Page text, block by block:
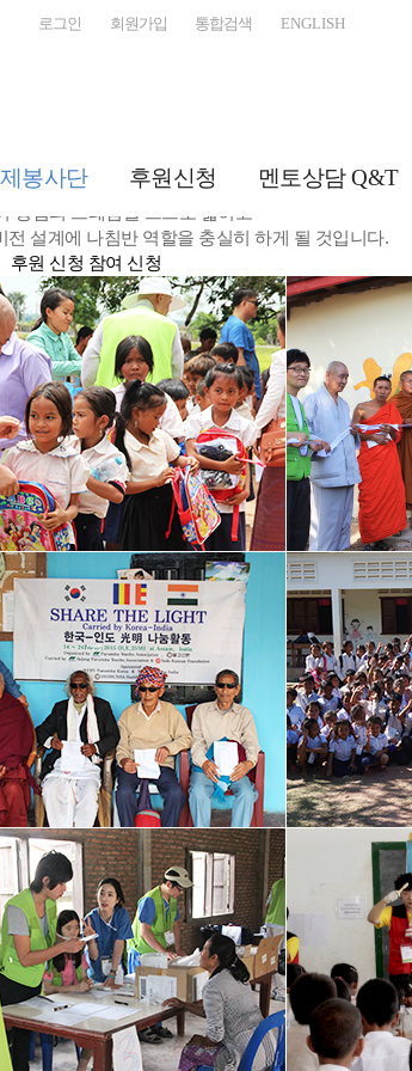
봉사단 후원신청 멘토상담 Q&T
로그인 회원가입 통합검색 ENGLISH
대 건축, 교실 증・건축 등의 사업도 펼치고 있습니다.
경험의 프레임을 스스로 넓히고
전 설계에 나침반 역할을 충실히 하게 될 것입니다.
후원 신청 참여 신청